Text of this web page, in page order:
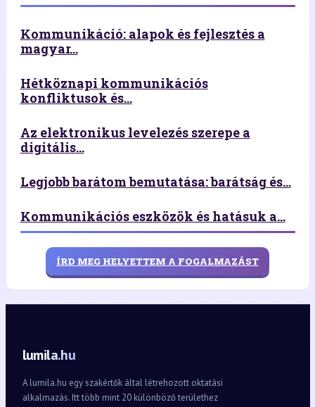
Kommunikáció: alapok és fejlesztés a
magyar...
Hétköznapi kommunikációs
konfliktusok és...
Az elektronikus levelezés szerepe a
digitális...
Legjobb barátom bemutatása: barátság és...
Kommunikációs eszközök és hatásuk a...
ÍRD MEG HELYETTEM A FOGALMAZÁST
lumila.hu
A lumila.hu egy szakértők által létrehozott oktatási
alkalmazás. Itt több mint 20 különböző területhez